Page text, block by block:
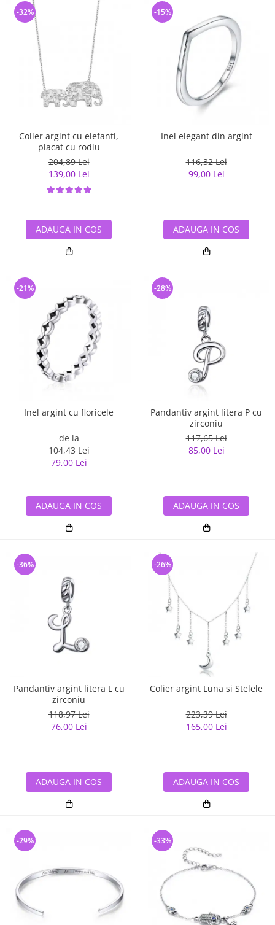
Colier argint cu elefanti,
placat cu rodiu
204,89 Lei
139,00 Lei
-32%
ADAUGA IN COS
Inel elegant din argint
116,32 Lei
99,00 Lei
-15%
ADAUGA IN COS
Inel argint cu floricele
de la
104,43 Lei
79,00 Lei
-21%
ADAUGA IN COS
Pandantiv argint litera P cu
zirconiu
117,65 Lei
85,00 Lei
-28%
ADAUGA IN COS
Pandantiv argint litera L cu
zirconiu
118,97 Lei
76,00 Lei
-36%
ADAUGA IN COS
Colier argint Luna si Stelele
223,39 Lei
165,00 Lei
-26%
ADAUGA IN COS
-29% -33%